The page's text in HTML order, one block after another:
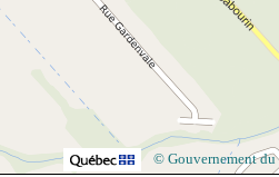
© Gouvernement du